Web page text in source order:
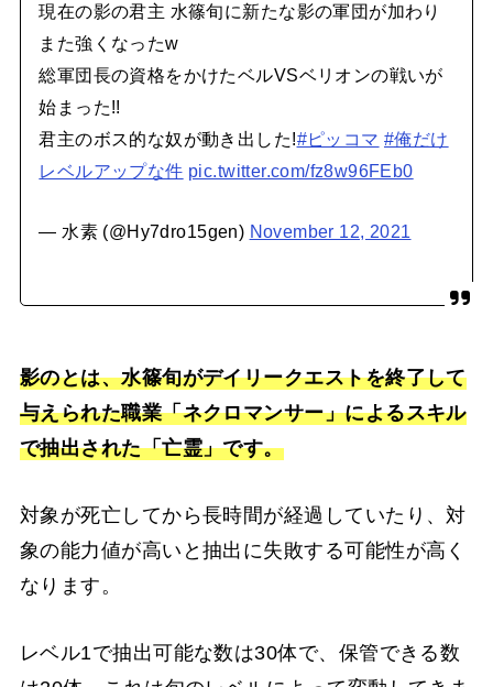
現在の影の君主 水篠旬に新たな影の軍団が加わり
また強くなったw
総軍団長の資格をかけたベルVSベリオンの戦いが
始まった!!
君主のボス的な奴が動き出した!#ピッコマ #俺だけ
レベルアップな件 pic.twitter.com/fz8w96FEb0
— 水素 (@Hy7dro15gen) November 12, 2021
影のとは、水篠旬がデイリークエストを終了して
与えられた職業「ネクロマンサー」によるスキル
で抽出された「亡霊」です。
対象が死亡してから長時間が経過していたり、対
象の能力値が高いと抽出に失敗する可能性が高く
なります。
レベル1で抽出可能な数は30体で、保管できる数